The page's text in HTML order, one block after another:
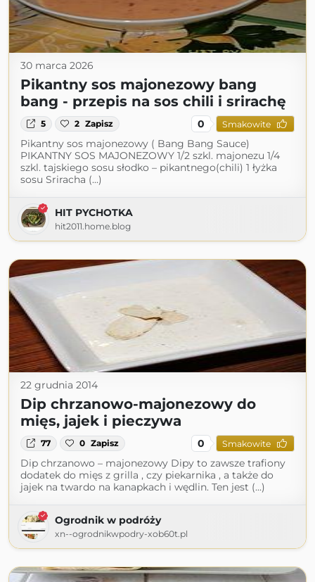
30 marca 2026
Pikantny sos majonezowy bang
bang - przepis na sos chili i srirachę
5 2 Zapisz 0 Smakowite
Pikantny sos majonezowy ( Bang Bang Sauce)
PIKANTNY SOS MAJONEZOWY 1/2 szkl. majonezu 1/4
szkl. tajskiego sosu słodko – pikantnego(chili) 1 łyżka
sosu Sriracha (...)
HIT PYCHOTKA
hit2011.home.blog
22 grudnia 2014
Dip chrzanowo-majonezowy do
mięs, jajek i pieczywa
77 0 Zapisz 0 Smakowite
Dip chrzanowo – majonezowy Dipy to zawsze trafiony
dodatek do mięs z grilla , czy piekarnika , a także do
jajek na twardo na kanapkach i wędlin. Ten jest (...)
Ogrodnik w podróży
xn--ogrodnikwpodry-xob60t.pl